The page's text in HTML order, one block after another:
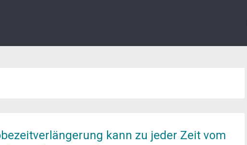
kann zu jeder Zeit vom